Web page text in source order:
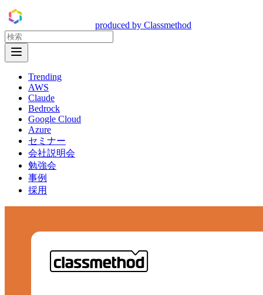
produced by Classmethod
Trending
AWS
Claude
Bedrock
Google Cloud
Azure
セミナー
会社説明会
勉強会
事例
採用